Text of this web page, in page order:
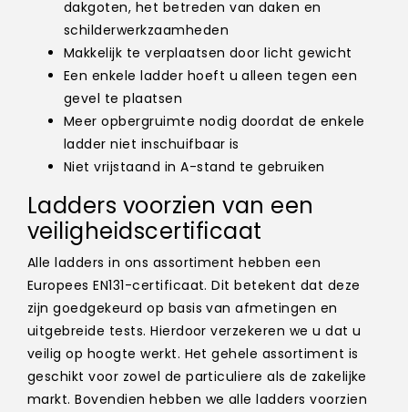
dakgoten, het betreden van daken en
schilderwerkzaamheden
Makkelijk te verplaatsen door licht gewicht
Een enkele ladder hoeft u alleen tegen een
gevel te plaatsen
Meer opbergruimte nodig doordat de enkele
ladder niet inschuifbaar is
Niet vrijstaand in A-stand te gebruiken
Ladders voorzien van een
veiligheidscertificaat
Alle ladders in ons assortiment hebben een
Europees EN131-certificaat. Dit betekent dat deze
zijn goedgekeurd op basis van afmetingen en
uitgebreide tests. Hierdoor verzekeren we u dat u
veilig op hoogte werkt. Het gehele assortiment is
geschikt voor zowel de particuliere als de zakelijke
markt. Bovendien hebben we alle ladders voorzien